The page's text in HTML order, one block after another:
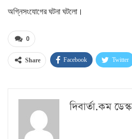
অগ্নিসংযোগের ঘটনা ঘটলো।
0
Share Facebook Twitter
দিবার্তা.কম ডেস্ক